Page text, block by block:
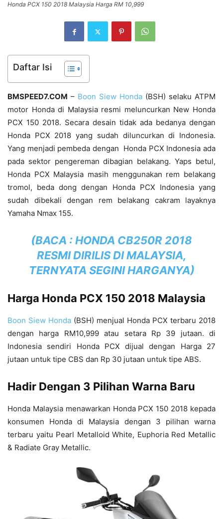
Honda PCX 150 2018 Malaysia Harga RM 10,999
Daftar Isi
BMSPEED7.COM – Boon Siew Honda (BSH) selaku ATPM
motor Honda di Malaysia resmi meluncurkan New Honda
PCX 150 2018. Secara desain tidak ada bedanya dengan
Honda PCX 2018 yang sudah diluncurkan di Indonesia.
Yang menjadi pembeda dengan Honda PCX Indonesia ada
pada sektor pengereman dibagian belakang. Yaps betul,
Honda PCX Malaysia masih menggunakan rem belakang
tromol, beda dong dengan Honda PCX Indonesia yang
sudah dibekali dengan rem belakang cakram layaknya
Yamaha Nmax 155.
(BACA : HONDA CB250R 2018
RESMI DIRILIS DI MALAYSIA,
TERNYATA SEGINI HARGANYA)
Harga Honda PCX 150 2018 Malaysia
Boon Siew Honda (BSH) menjual Honda PCX terbaru 2018
dengan harga RM10,999 atau setara Rp 39 jutaan. di
Indonesia sendiri Honda PCX dijual dengan Harga 27
jutaan untuk tipe CBS dan Rp 30 jutaan untuk tipe ABS.
Hadir Dengan 3 Pilihan Warna Baru
Honda Malaysia menawarkan Honda PCX 150 2018 kepada
konsumen Honda di Malaysia dengan 3 pilihan warna
terbaru yaitu Pearl Metalloid White, Euphoria Red Metallic
& Radiate Gray Metallic.